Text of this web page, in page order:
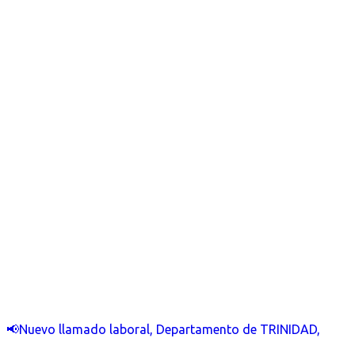
📢Nuevo llamado laboral, Departamento de TRINIDAD,